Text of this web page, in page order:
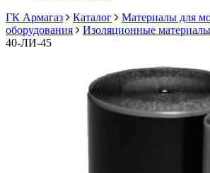
ГК Армагаз
Каталог
Материалы для
оборудования
Изоляционные материалы
40-ЛИ-45